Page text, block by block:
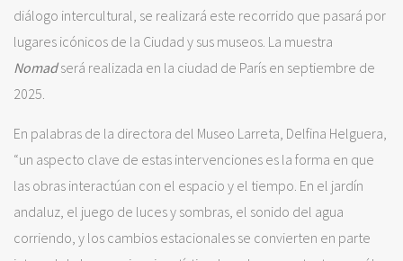
diálogo intercultural, se realizará este recorrido que pasará por
lugares icónicos de la Ciudad y sus museos. La muestra
Nomadserá realizada en la ciudad de París en septiembre de
2025.
En palabras de la directora del Museo Larreta, Delfina Helguera,
“un aspecto clave de estas intervenciones es la forma en que
las obras interactúan con el espacio y el tiempo. En el jardín
andaluz, el juego de luces y sombras, el sonido del agua
corriendo, y los cambios estacionales se convierten en parte